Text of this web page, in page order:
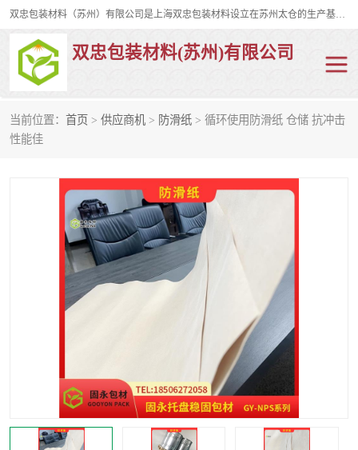
双忠包装材料（苏州）有限公司是上海双忠包装材料设立在苏州太仓的生产基地，占地约2万平米，产品主要有打孔缠绕膜，拉伸蜂窝纸，集装箱充气袋，滑托板，打包带，裹包网兜，防滑纸等箱体和托盘的运输和保护性包材。固永包材®，GooYon Pack®，是我们保护性包装材料的专属品牌。
双忠包装材料(苏州)有限公司
当前位置： 首页 > 供应商机 > 防滑纸 > 循环使用防滑纸 仓储 抗冲击
性能佳
打孔缠绕膜
裹包网兜 纤维打包带
充气袋
缠绕膜
托盘裹包网兜